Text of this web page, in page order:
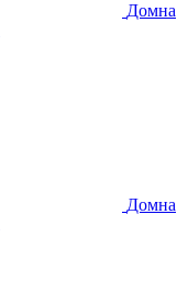
Домна
Домна